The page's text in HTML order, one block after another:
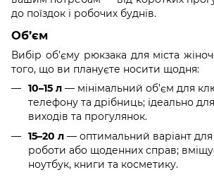
до поїздок і робочих буднів.
Об’єм
Вибір об’єму рюкзака для міста
того, що ви плануєте носити щодня:
10–15 л — мінімальний об’єм для
телефону та дрібниць; ідеально
виходів та прогулянок.
15–20 л — оптимальний варіант для
роботи або щоденних справ;
ноутбук, книги та косметику.